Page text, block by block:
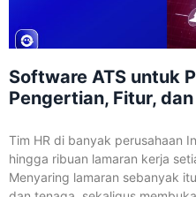
Software ATS untuk
Pengertian, Fitur,
Tim HR di banyak perusahaan
hingga ribuan lamaran kerja
Menyaring lamaran sebanyak